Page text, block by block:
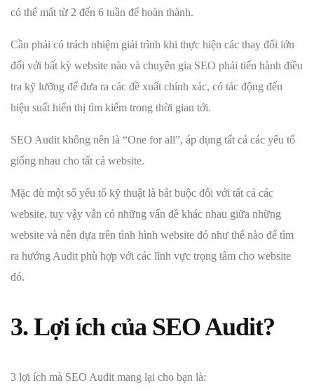
có thể mất từ 2 đến 6 tuần để hoàn thành.
Cần phải có trách nhiệm giải trình khi thực hiện các thay đổi lớn
đối với bất kỳ website nào và chuyên gia SEO phải tiến hành điều
tra kỹ lưỡng để đưa ra các đề xuất chính xác, có tác động đến
hiệu suất hiển thị tìm kiếm trong thời gian tới.
SEO Audit không nên là “One for all”, áp dụng tất cả các yếu tố
giống nhau cho tất cả website.
Mặc dù một số yếu tố kỹ thuật là bắt buộc đối với tất cả các
website, tuy vậy vẫn có những vấn đề khác nhau giữa những
website và nên dựa trên tình hình website đó như thế nào để tìm
ra hướng Audit phù hợp với các lĩnh vực trọng tâm cho website
đó.
3. Lợi ích của SEO Audit?
3 lợi ích mà SEO Audit mang lại cho bạn là: